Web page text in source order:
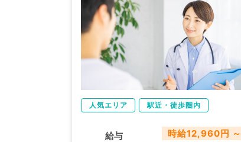
人気エリア 駅近・徒歩圏内
給与 時給12,960円